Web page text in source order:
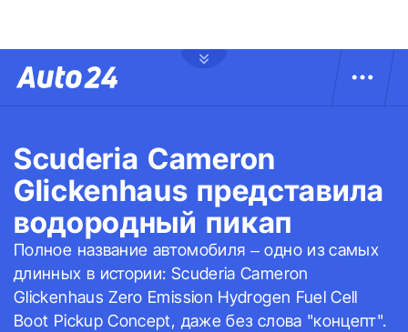
Scuderia Cameron
Glickenhaus представила
водородный пикап
Полное название автомобиля – одно из самых
длинных в истории: Scuderia Cameron
Glickenhaus Zero Emission Hydrogen Fuel Cell
Boot Pickup Concept, даже без слова "концепт".